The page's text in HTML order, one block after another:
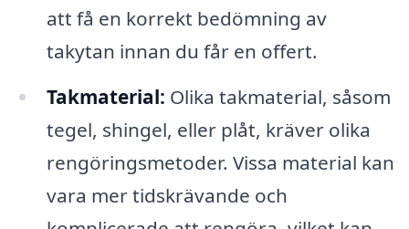
att få en korrekt bedömning av
takytan innan du får en offert.
Takmaterial: Olika takmaterial, såsom
tegel, shingel, eller plåt, kräver olika
rengöringsmetoder. Vissa material kan
vara mer tidskrävande och